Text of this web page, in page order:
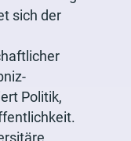
sich der
Politik,